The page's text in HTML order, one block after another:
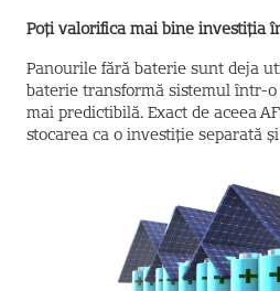
Poți valorifica mai bine investiția
Panourile fără baterie sunt deja
baterie transformă sistemul într-
mai predictibilă. Exact de aceea
stocarea ca o investiție separată